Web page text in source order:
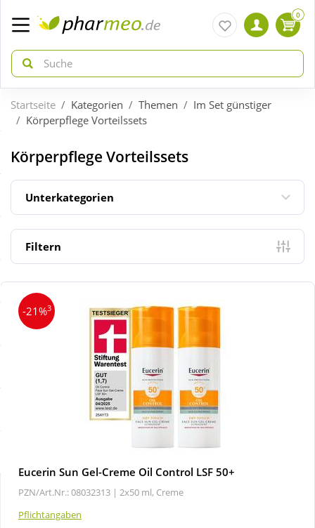
zurück
ÜBERSICHT AKTIONEN
Aktuelle Coupons
Neuheiten
Sale
zurück
ÜBERSICHT KATEGORIEN
Arzneimittel
Diabetes
Körperpflege & Kosmetik
Natur & Homöopathie
0
Startseite Kategorien Themen
Im Set günstiger
Körperpflege Vorteilssets
Körperpflege Vorteilssets
Unterkategorien
Filtern
-21%3
Eucerin Sun Gel-Creme Oil Control LSF 50+
PZN/Art.Nr.: 08032313 | 2x50 ml, Creme
Pflichtangaben